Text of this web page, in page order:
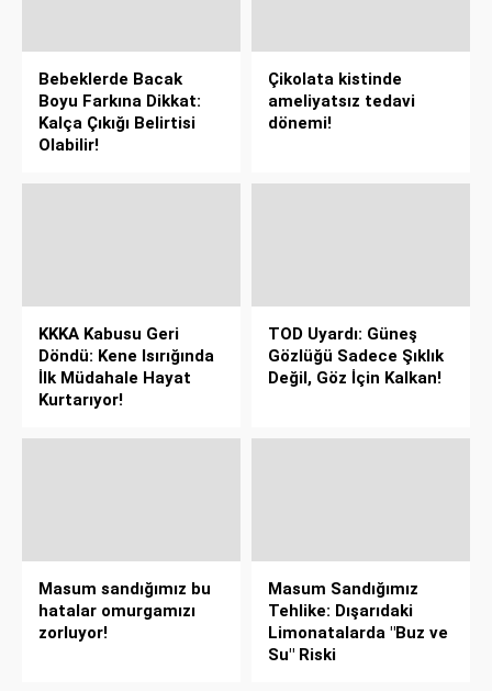
Bebeklerde Bacak
Boyu Farkına Dikkat:
Kalça Çıkığı Belirtisi
Olabilir!
Çikolata kistinde
ameliyatsız tedavi
dönemi!
KKKA Kabusu Geri
Döndü: Kene Isırığında
İlk Müdahale Hayat
Kurtarıyor!
TOD Uyardı: Güneş
Gözlüğü Sadece Şıklık
Değil, Göz İçin Kalkan!
Masum sandığımız bu
hatalar omurgamızı
zorluyor!
Masum Sandığımız
Tehlike: Dışarıdaki
Limonatalarda "Buz ve
Su" Riski